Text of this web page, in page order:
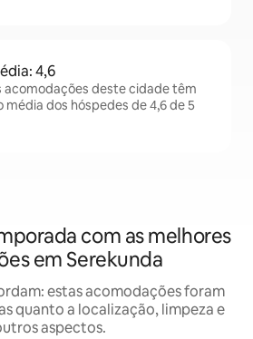
4,6
acomodações deste cidade têm
média dos hóspedes de 4,6 de 5
com as melhores
em Serekunda
estas acomodações foram
quanto a localização, limpeza e
aspectos.